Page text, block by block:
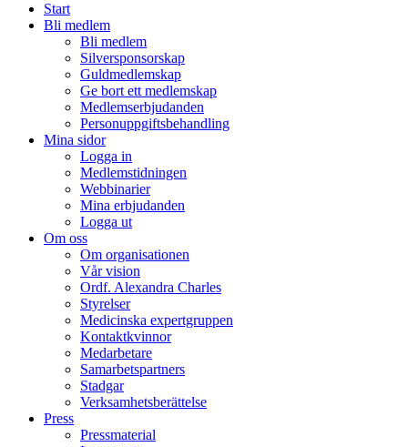
Start
Bli medlem
Bli medlem
Silversponsorskap
Guldmedlemskap
Ge bort ett medlemskap
Medlemserbjudanden
Personuppgiftsbehandling
Mina sidor
Logga in
Medlemstidningen
Webbinarier
Mina erbjudanden
Logga ut
Om oss
Om organisationen
Vår vision
Ordf. Alexandra Charles
Styrelser
Medicinska expertgruppen
Kontaktkvinnor
Medarbetare
Samarbetspartners
Stadgar
Verksamhetsberättelse
Press
Pressmaterial